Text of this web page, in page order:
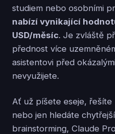
studiem nebo osobními
nabízí vynikající
USD/měsíc. Je zvláště
přednost více
asistentovi před
nevyužijete.
Ať už píšete eseje,
nebo jen hledáte
brainstorming, Claude